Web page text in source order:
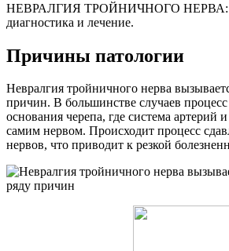
НЕВРАЛГИЯ ТРОЙНИЧНОГО НЕРВА:
диагностика и лечение.
Причины патологии
Невралгия тройничного нерва
причин. В большинстве случаев процесс
основания черепа, где система артерий
самим нервом. Происходит процесс
нервов, что приводит к резкой